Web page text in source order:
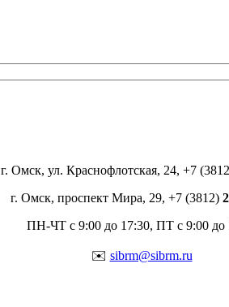
г. Омск, ул. Краснофлотская, 24, +7
г. Омск, проспект Мира, 29, +7 (3812)
ПН-ЧТ с 9:00 до 17:30, ПТ с 9:00 до
✉️ sibrm@sibrm.ru